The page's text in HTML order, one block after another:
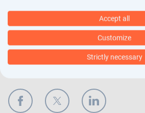
Deel onze vacature
FacebookTwitter LinkedIn
Accept all
Customize
Strictly necessary